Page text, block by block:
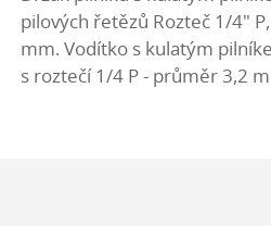
pilových řetězů Rozteč 1/4"
mm. Vodítko s kulatým
s roztečí 1/4 P - průměr 3,2